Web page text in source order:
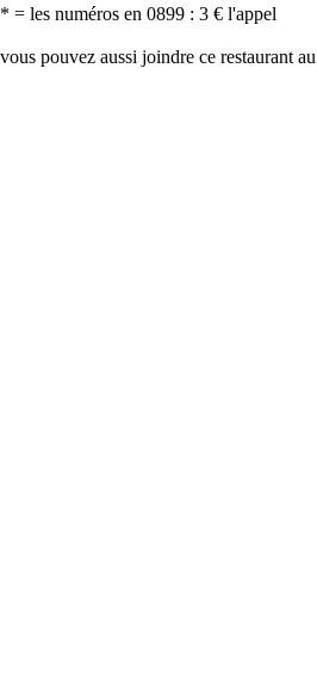
* = les numéros en 0899 : 3 € l'appel
vous pouvez aussi joindre ce restaurant